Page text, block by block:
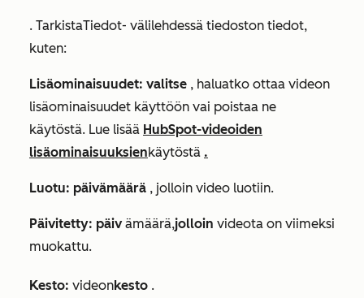
. TarkistaTiedot- välilehdessä tiedoston tiedot,
kuten:
Lisäominaisuudet: valitse , haluatko ottaa videon
lisäominaisuudet käyttöön vai poistaa ne
käytöstä. Lue lisää HubSpot-videoiden
lisäominaisuuksienkäytöstä .
Luotu: päivämäärä , jolloin video luotiin.
Päivitetty: päivämäärä,jolloin videota on viimeksi
muokattu.
Kesto: videonkesto .